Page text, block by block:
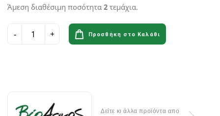
Άμεση διαθέσιμη ποσότητα 2 τεμάχια.
Προσθήκη στο Καλάθι
Δείτε κι άλλα προϊόντα απο